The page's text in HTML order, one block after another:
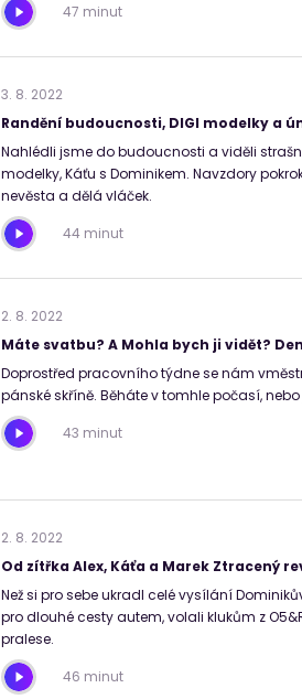
47 minut
3. 8. 2022
Randění budoucnosti, DIGI modelky a
Nahlédli jsme do budoucnosti a viděli
modelky, Káťu s Dominikem. Navzdory
nevěsta a dělá vláček.
44 minut
2. 8. 2022
Máte svatbu? A Mohla bych ji vidět?
Doprostřed pracovního týdne se nám
pánské skříně. Běháte v tomhle počasí,
43 minut
2. 8. 2022
Od zítřka Alex, Káťa a Marek Ztracený
Než si pro sebe ukradl celé vysílání
pro dlouhé cesty autem, volali klukům z
pralese.
46 minut